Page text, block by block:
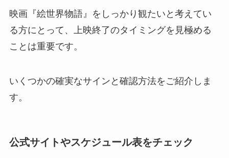
映画『絵世界物語』をしっかり観たいと考えてい
る方にとって、上映終了のタイミングを見極める
ことは重要です。
いくつかの確実なサインと確認方法をご紹介しま
す。
公式サイトやスケジュール表をチェック